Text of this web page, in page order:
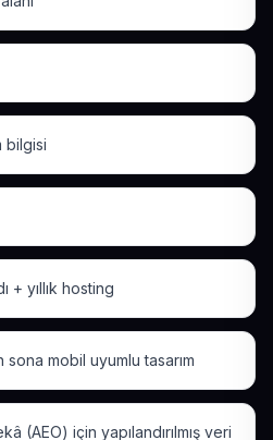
bilgisi
+ yıllık hosting
mobil uyumlu tasarım
(AEO) için yapılandırılmış veri